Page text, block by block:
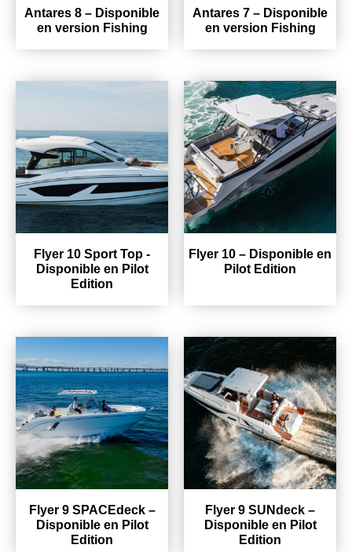
Antares 8 – Disponible
en version Fishing
Antares 7 – Disponible
en version Fishing
Flyer 10 Sport Top -
Disponible en Pilot
Edition
Flyer 10 – Disponible en
Pilot Edition
Flyer 9 SPACEdeck –
Disponible en Pilot
Edition
Flyer 9 SUNdeck –
Disponible en Pilot
Edition